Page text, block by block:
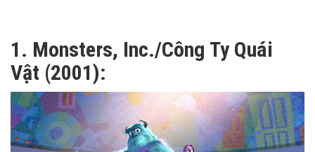
1. Monsters, Inc./Công Ty Quái
Vật (2001):